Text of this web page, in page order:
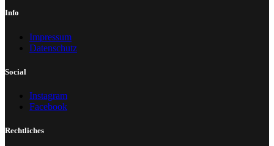
Info
Impressum
Datenschutz
Social
Instagram
Facebook
Rechtliches